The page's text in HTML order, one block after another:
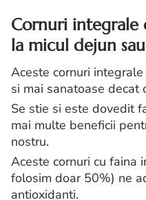
Cornuri integrale
la micul dejun
Aceste cornuri
si mai sanatoase decat
Se stie si este dovedit
mai multe beneficii
nostru.
Aceste cornuri cu faina
folosim doar 50%) ne
antioxidanti.